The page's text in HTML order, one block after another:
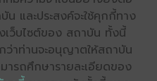
และประสงค์จะใช้คุกกี้ทาง
เว็บไซต์ของ สถาบัน ทั้งนี้
ว่าท่านจะอนุญาตให้สถาบัน
ารถศึกษารายละเอียดของ